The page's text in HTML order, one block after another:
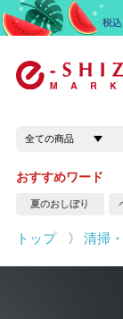
おすすめワード
夏のおしぼり
トップ 〉 清掃